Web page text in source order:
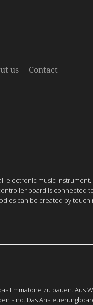
us Contact
electronic music instrument.
board is connected
can be created by
Emmatone zu bauen. Aus
sind. Das